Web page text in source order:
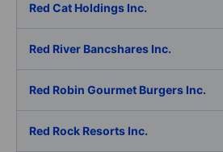
Red Cat Holdings Inc.
Red River Bancshares Inc.
Red Robin Gourmet Burgers Inc.
Red Rock Resorts Inc.